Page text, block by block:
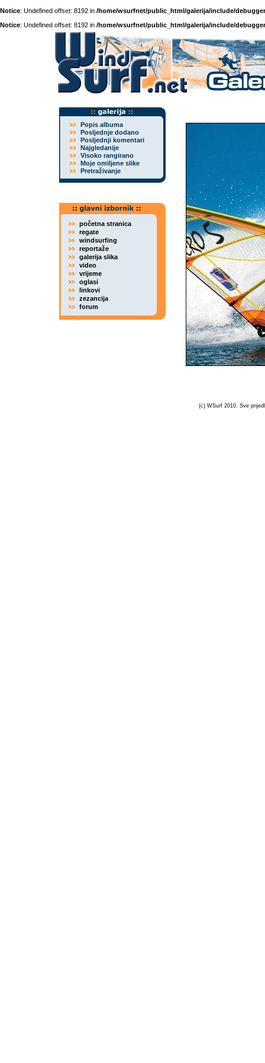
Notice: Undefined offset: 8192 in /home/wsurfnet/public_html/galerija/include/
Notice: Undefined offset: 8192 in /home/wsurfnet/public_html/galerija/include/
Popis albuma
Posljednje dodano
Posljednji komentari
Najgledanije
Visoko rangirano
Moje omiljene slike
Pretraživanje
početna stranica
regate
windsurfing
reportaže
galerija slika
video
vrijeme
oglasi
linkovi
zezancija
forum
(c) WSurf 2010. Sve